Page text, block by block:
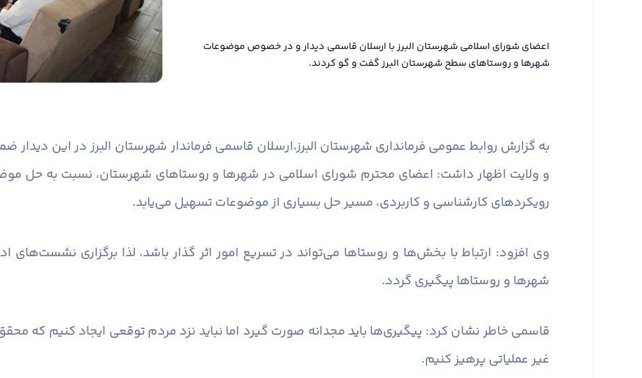
اعضای شورای اسلامی شهرستان البرز با ارسلان قاسمی دیدار و در خصوص موضوعات
شهرها و روستاهای سطح شهرستان البرز گفت و گو کردند.
به گزارش روابط عمومی فرمانداری شهرستان البرز،ارسلان قاسمی فرماندار شهرستان البرز در این
و ولایت اظهار داشت: اعضای محترم شورای اسلامی در شهرها و روستاهای شهرستان، نسبت به حل
رویکردهای کارشناسی و کاربردی، مسیر حل بسیاری از موضوعات تسهیل می‌یابد.
وی افزود: ارتباط با بخش‌ها و روستاها می‌تواند در تسریع امور اثر گذار باشد، لذا برگزاری
شهرها و روستاها پیگیری گردد.
قاسمی خاطر نشان کرد: پیگیری‌ها باید مجدانه صورت گیرد اما نباید نزد مردم توقعی ایجاد کنیم که
غیر عملیاتی پرهیز کنیم.